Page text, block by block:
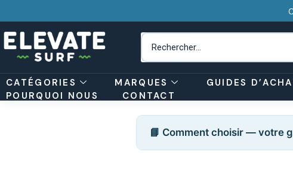
CATÉGORIES MARQUES GUIDES
POURQUOI NOUS
CONTACT
📘 Comment choisir — votre